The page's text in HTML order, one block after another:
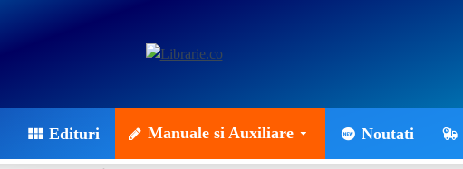
Edituri Manuale si Auxiliare Noutati